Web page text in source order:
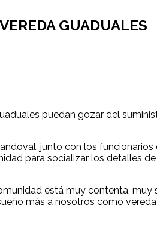
GUADUALES
puedan gozar del
junto con los funcionarios
para socializar los detalles
está muy contenta,
más a nosotros como